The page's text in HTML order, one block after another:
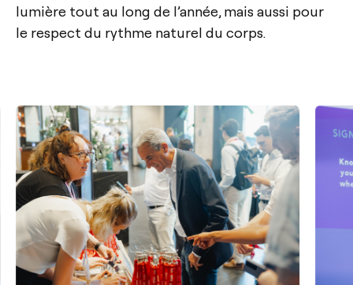
lumière tout au long de l’année, mais aussi pour
le respect du rythme naturel du corps.